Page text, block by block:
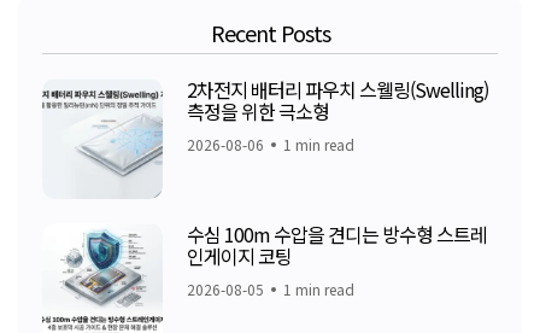
Recent Posts
2차전지 배터리 파우치 스웰링(Swelling)
측정을 위한 극소형
2026-08-06 1 min read
수심 100m 수압을 견디는 방수형 스트레
인게이지 코팅
2026-08-05 1 min read